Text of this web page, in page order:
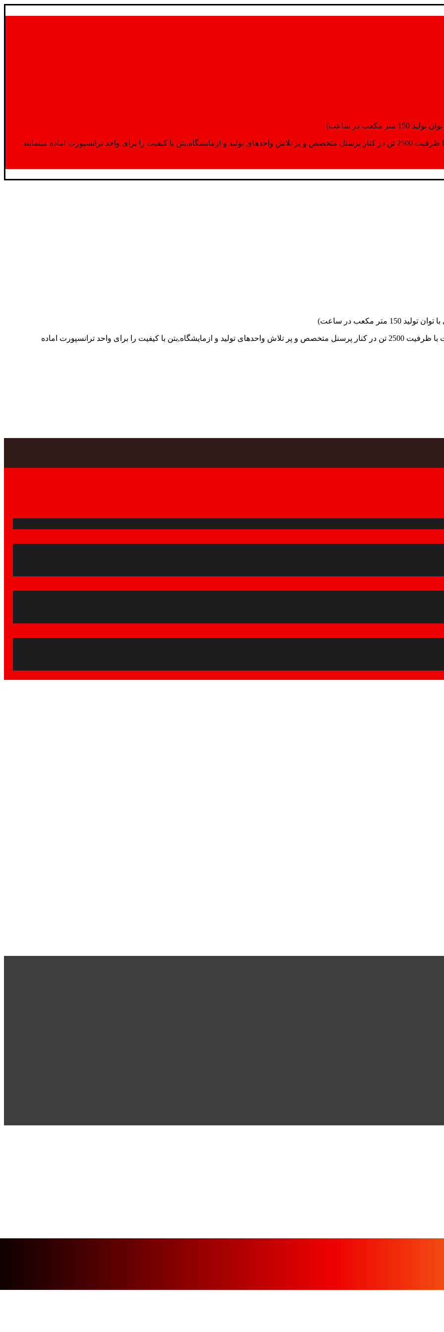
اماده مینمایند.
جهاد بتن با فضای کارگاهی و به کار گیری سه دستگاه بچینگ پلانت با ظرفیت 2500 تن در کنار پرسنل متخصص و پر تلاش واحدهای تولید و ازمایشگاه,بتن با کیفیت را برای واحد ترانسپورت اماده